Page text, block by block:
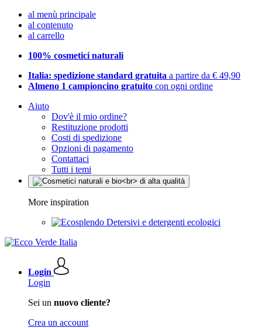
al menù principale
al contenuto
al carrello
100% cosmetici naturali
Italia: spedizione standard gratuita a partire da € 49,90
Almeno 1 campioncino gratuito con ogni ordine
Aiuto
Dov'è il mio ordine?
Restituzione prodotti
Costi di spedizione
Opzioni di pagamento
Contattaci
Tutti i temi
More inspiration
Detersivi e detergenti ecologici
Login
Login
Sei un nuovo cliente?
Crea un account